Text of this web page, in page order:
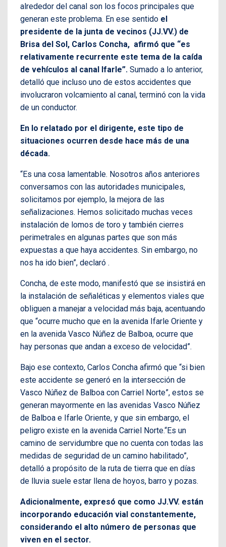
alrededor del canal son los focos principales que
generan este problema. En ese sentido el
presidente de la junta de vecinos (JJ.VV.) de
Brisa del Sol, Carlos Concha, afirmó que “es
relativamente recurrente este tema de la caída
de vehículos al canal Ifarle”. Sumado a lo anterior,
detalló que incluso uno de estos accidentes que
involucraron volcamiento al canal, terminó con la vida
de un conductor.
En lo relatado por el dirigente, este tipo de
situaciones ocurren desde hace más de una
década.
“Es una cosa lamentable. Nosotros años anteriores
conversamos con las autoridades municipales,
solicitamos por ejemplo, la mejora de las
señalizaciones. Hemos solicitado muchas veces
instalación de lomos de toro y también cierres
perimetrales en algunas partes que son más
expuestas a que haya accidentes. Sin embargo, no
nos ha ido bien”, declaró .
Concha, de este modo, manifestó que se insistirá en
la instalación de señaléticas y elementos viales que
obliguen a manejar a velocidad más baja, acentuando
que “ocurre mucho que en la avenida Ifarle Oriente y
en la avenida Vasco Núñez de Balboa, ocurre que
hay personas que andan a exceso de velocidad”.
Bajo ese contexto, Carlos Concha afirmó que “si bien
este accidente se generó en la intersección de
Vasco Núñez de Balboa con Carriel Norte”, estos se
generan mayormente en las avenidas Vasco Núñez
de Balboa e Ifarle Oriente, y que sin embargo, el
peligro existe en la avenida Carriel Norte.“Es un
camino de servidumbre que no cuenta con todas las
medidas de seguridad de un camino habilitado”,
detalló a propósito de la ruta de tierra que en días
de lluvia suele estar llena de hoyos, barro y pozas.
Adicionalmente, expresó que como JJ.VV. están
incorporando educación vial constantemente,
considerando el alto número de personas que
viven en el sector.